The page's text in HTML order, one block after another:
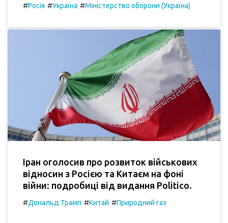
#Росія #Україна #Міністерство оборони (Україна)
Іран оголосив про розвиток військових
відносин з Росією та Китаєм на фоні
війни: подробиці від видання Politico.
#Дональд Трамп #Китай #Природний газ